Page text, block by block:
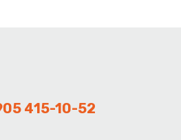
415-10-52